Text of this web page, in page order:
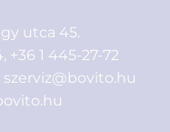
utca 45.
+36 1 445-27-72
szerviz@bovito.hu